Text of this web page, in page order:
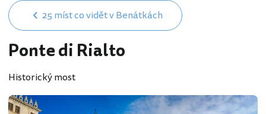
25 míst co vidět v Benátkách
Ponte di Rialto
Historický most